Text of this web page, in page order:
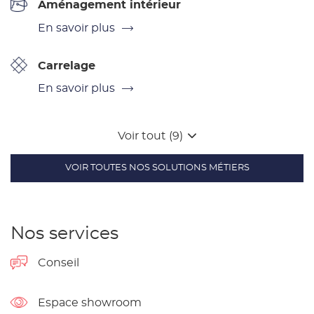
Aménagement intérieur
En savoir plus
Carrelage
En savoir plus
Voir tout (9)
VOIR TOUTES NOS SOLUTIONS MÉTIERS
Nos services
Conseil
Espace showroom